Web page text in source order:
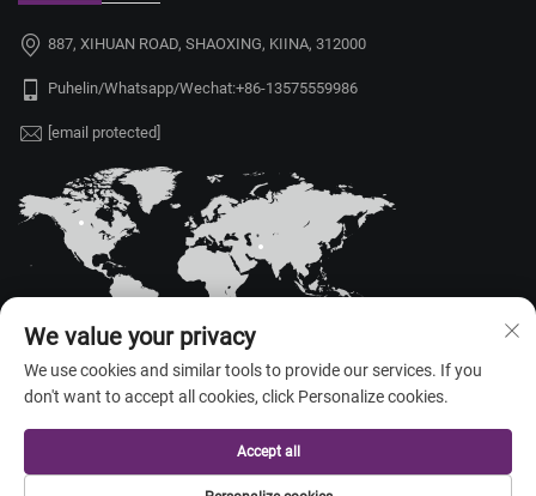
887, XIHUAN ROAD, SHAOXING, KIINA, 312000
Puhelin/Whatsapp/Wechat:+86-13575559986
[email protected]
oikeudet pidätetty. —
Tietosuojakäytäntö
We value your privacy
We use cookies and similar tools to provide our services. If you
don't want to accept all cookies, click Personalize cookies.
Accept all